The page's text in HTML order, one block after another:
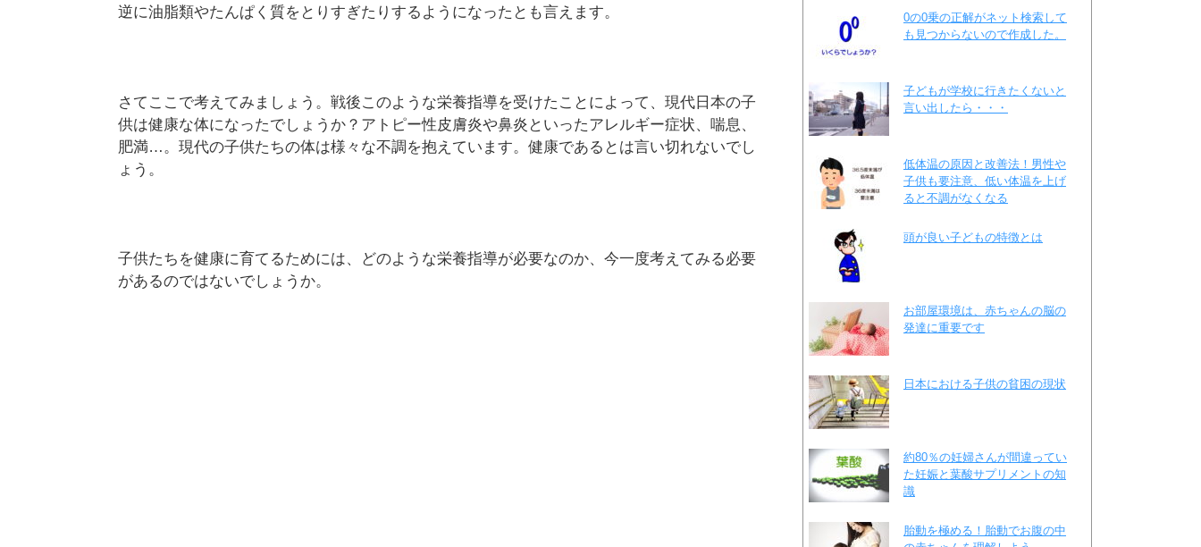
逆に油脂類やたんぱく質をとりすぎたりするようになったとも言えます。
さてここで考えてみましょう。戦後このような栄養指導を受けたことによって、現代日本の子
供は健康な体になったでしょうか？アトピー性皮膚炎や鼻炎といったアレルギー症状、喘息、
肥満…。現代の子供たちの体は様々な不調を抱えています。健康であるとは言い切れないでし
ょう。
子供たちを健康に育てるためには、どのような栄養指導が必要なのか、今一度考えてみる必要
があるのではないでしょうか。
0の0乗の正解がネット検索して
も見つからないので作成した。
子どもが学校に行きたくないと
言い出したら・・・
低体温の原因と改善法！男性や
子供も要注意、低い体温を上げ
ると不調がなくなる
頭が良い子どもの特徴とは
お部屋環境は、赤ちゃんの脳の
発達に重要です
日本における子供の貧困の現状
約80％の妊婦さんが間違ってい
た妊娠と葉酸サプリメントの知
識
胎動を極める！胎動でお腹の中